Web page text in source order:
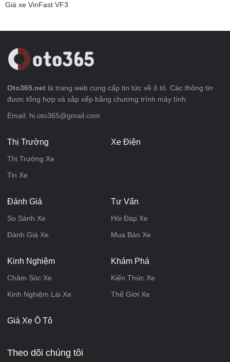
Giá xe VinFast VF3
Oto365.net là trang web cung cấp tin tức về ô tô. Các thông tin
được tổng hợp và sắp xếp bằng chương trình máy tính
Email: hi.oto365@gmail.com
Thị Trường
Thị Trường Xe
Tin Xe
Xe Điện
Đánh Giá
So Sánh Xe
Đánh Giá Xe
Tư Vấn
Hỏi Đáp Xe
Mua Bán Xe
Kinh Nghiệm
Chăm Sóc Xe
Kinh Nghiệm Lái Xe
Khám Phá
Kiến Thức Xe
Thế Giới Xe
Giá Xe Ô Tô
Theo dõi chúng tôi